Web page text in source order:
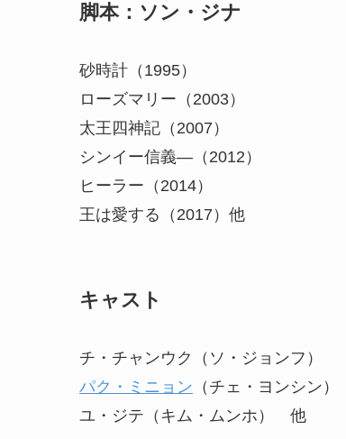
脚本：ソン・ジナ
砂時計（1995）
ローズマリー（2003）
太王四神記（2007）
シンイー信義―（2012）
ヒーラー（2014）
王は愛する（2017）他
キャスト
チ・チャンウク（ソ・ジョンフ）
パク・ミニョン （チェ・ヨンシン）
ユ・ジテ（キム・ムンホ） 他